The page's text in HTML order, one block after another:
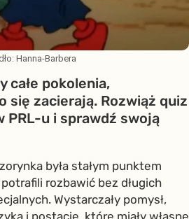
Hanna-Barbera
całe pokolenia,
się zacierają. Rozwiąż quiz
PRL-u i sprawdź swoją
była stałym punktem
rozbawić bez długich
Wystarczały pomysł,
i postacie, które miały własne